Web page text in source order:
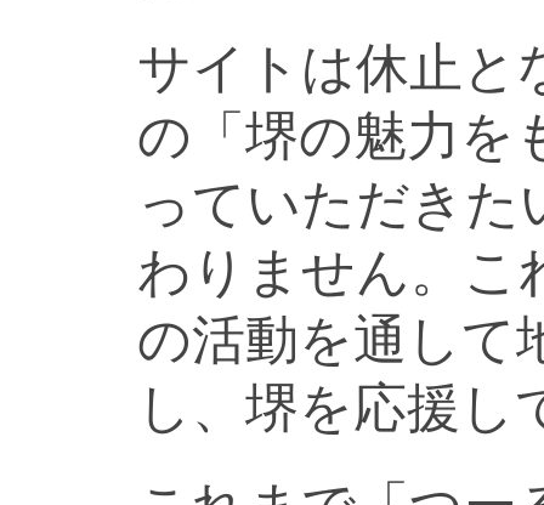
サイトは休止と
の「堺の魅力を
っていただきた
わりません。こ
の活動を通して
し、堺を応援し